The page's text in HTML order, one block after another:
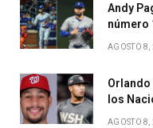
Andy
número
AGOSTO
los
AGOSTO